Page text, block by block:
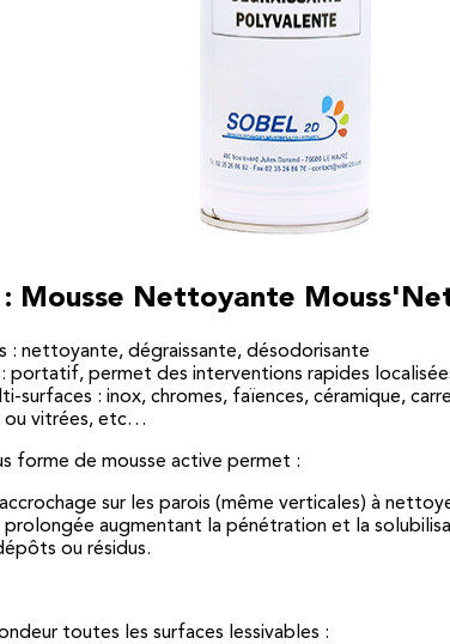
Mousse Nettoyante
: nettoyante, dégraissante, désodorisante
: portatif, permet des interventions rapides
surfaces : inox, chromes, faïences, céramique,
ou vitrées, etc…
forme de mousse active permet :
sur les parois (même verticales) à
prolongée augmentant la pénétration et la
ou résidus.
toutes les surfaces lessivables :